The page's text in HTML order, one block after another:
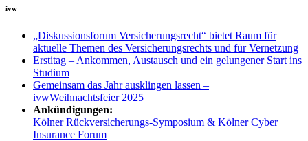
ivw
„Diskussionsforum Versicherungsrecht“ bietet Raum für
aktuelle Themen des Versicherungsrechts und für Vernetzung
Erstitag – Ankommen, Austausch und ein gelungener Start ins
Studium
Gemeinsam das Jahr ausklingen lassen –
ivwWeihnachtsfeier 2025
Ankündigungen:
Kölner Rückversicherungs-Symposium & Kölner Cyber
Insurance Forum